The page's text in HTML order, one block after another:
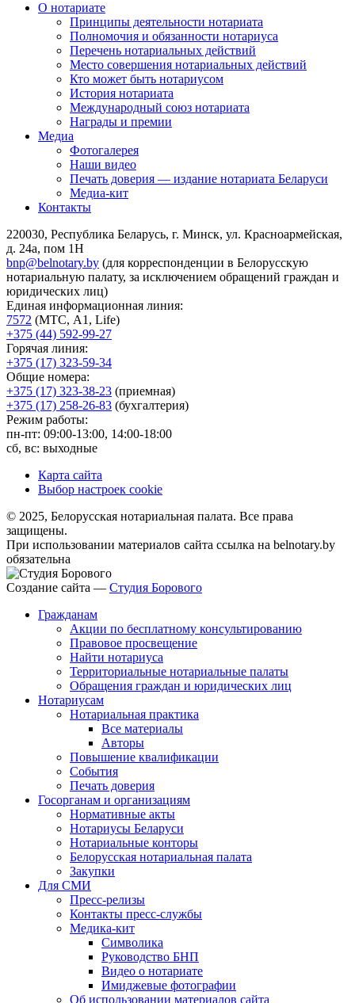
О нотариате
Принципы деятельности нотариата
Полномочия и обязанности нотариуса
Перечень нотариальных действий
Место совершения нотариальных действий
Кто может быть нотариусом
История нотариата
Международный союз нотариата
Награды и премии
Медиа
Фотогалерея
Наши видео
Печать доверия — издание нотариата Беларуси
Медиа-кит
Контакты
220030, Республика Беларусь, г. Минск, ул. Красноармейская,
д. 24а, пом 1Н
bnp@belnotary.by (для корреспонденции в Белорусскую
нотариальную палату, за исключением обращений граждан и
юридических лиц)
Единая информационная линия:
7572 (МТС, A1, Life)
+375 (44) 592-99-27
Горячая линия:
+375 (17) 323-59-34
Общие номера:
+375 (17) 323-38-23 (приемная)
+375 (17) 258-26-83 (бухгалтерия)
Режим работы:
пн-пт: 09:00-13:00, 14:00-18:00
сб, вс: выходные
Карта сайта
Выбор настроек cookie
© 2025, Белорусская нотариальная палата. Все права
защищены.
При использовании материалов сайта ссылка на belnotary.by
обязательна
Создание сайта — Студия Борового
Гражданам
Акции по бесплатному консультированию
Правовое просвещение
Найти нотариуса
Территориальные нотариальные палаты
Обращения граждан и юридических лиц
Нотариусам
Нотариальная практика
Все материалы
Авторы
Повышение квалификации
События
Печать доверия
Госорганам и организациям
Нормативные акты
Нотариусы Беларуси
Нотариальные конторы
Белорусская нотариальная палата
Закупки
Для СМИ
Пресс-релизы
Контакты пресс-службы
Медика-кит
Символика
Руководство БНП
Видео о нотариате
Имиджевые фотографии
Об использовании материалов сайта